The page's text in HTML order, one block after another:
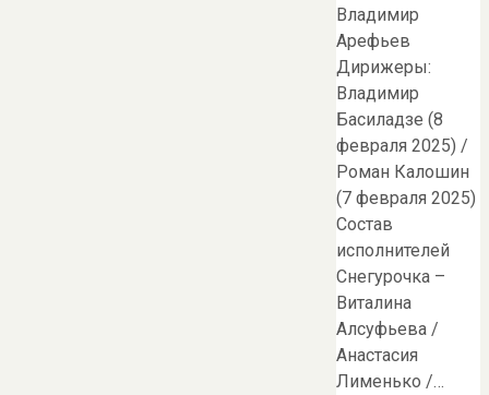
Владимир
Арефьев
Дирижеры:
Владимир
Басиладзе (8
февраля 2025) /
Роман Калошин
(7 февраля 2025)
Состав
исполнителей
Снегурочка –
Виталина
Алсуфьева /
Анастасия
Лименько /…